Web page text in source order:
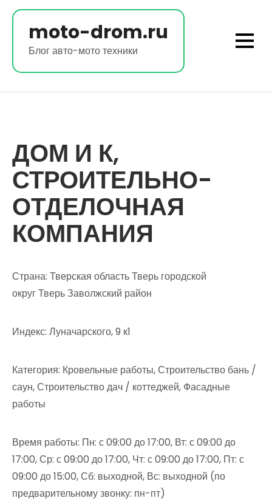
Перейти
содержимомуmoto-drom.ru
Блог авто-мото техники
ДОМ И К,
СТРОИТЕЛЬНО-
ОТДЕЛОЧНАЯ
КОМПАНИЯ
Страна: Тверская область Тверь городской
округ Тверь Заволжский район
Индекс: Луначарского, 9 к1
Категория: Кровельные работы, Строительство бань /
саун, Строительство дач / коттеджей, Фасадные
работы
Время работы: Пн: с 09:00 до 17:00, Вт: с 09:00 до
17:00, Ср: с 09:00 до 17:00, Чт: с 09:00 до 17:00, Пт: с
09:00 до 15:00, Сб: выходной, Вс: выходной (по
предварительному звонку: пн-пт)